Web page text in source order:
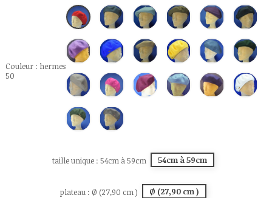
Couleur : hermes
50
hermes
50
gris
souris
61
bleu
glacé
74
kaki
66
prune
45
anthracite
15
violet
1
bleu
royal
68
camel
6
moutarde
79
gris
perle
13
vert
sapin
62
sable
77
cerise
14
vin
4
bleu
75
bleu
electrique
67
naturel
42
vert
olive-
12
taupe-
82
taille unique : 54cm à 59cm 54cm à 59cm
plateau : Ø (27,90 cm ) Ø (27,90 cm )